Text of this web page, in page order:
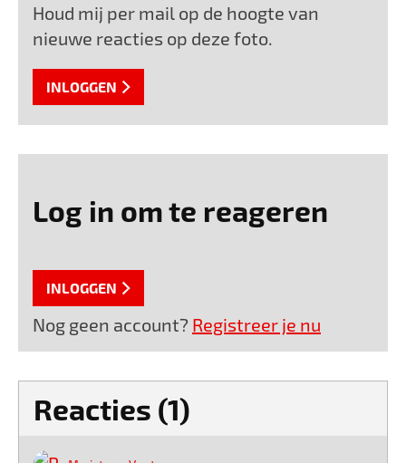
Houd mij per mail op de hoogte van
nieuwe reacties op deze foto.
INLOGGEN
Log in om te reageren
INLOGGEN
Nog geen account? Registreer je nu
Reacties (1)